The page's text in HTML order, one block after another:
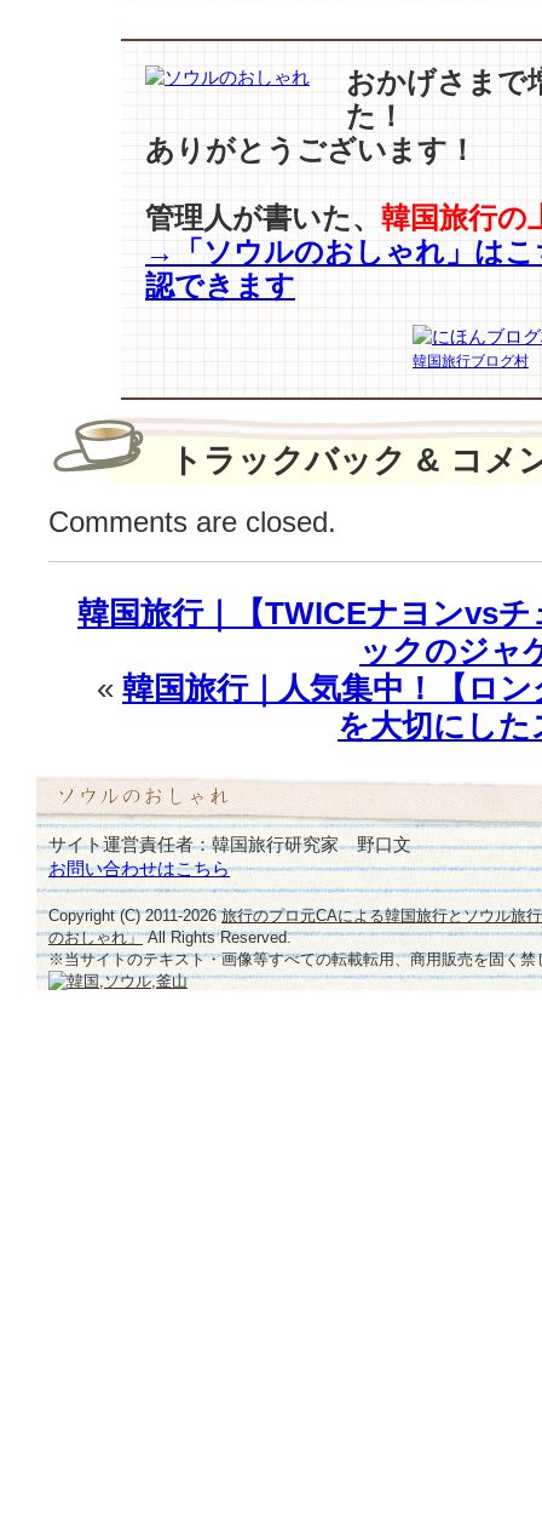
場
げ
る
【ス
オ
ラ
ゴ
ン】
おかげさまで
た！
ありがとうございます！
管理人が書いた、 韓国旅行の
→「ソウルのおしゃれ」はこ
認できます
韓国旅行ブログ村
トラックバック & コメ
Comments are closed.
韓国旅行｜【TWICEナヨンvs
ックのジャ
« 韓国旅行｜人気集中！【ロ
を大切にし
サイト運営責任者：韓国旅行研究家 野口文
お問い合わせはこちら
Copyright (C) 2011-2026旅行のプロ元CAによる韓国旅行とソウル旅
のおしゃれ」All Rights Reserved.
※当サイトのテキスト・画像等すべての転載転用、商用販売を固く禁